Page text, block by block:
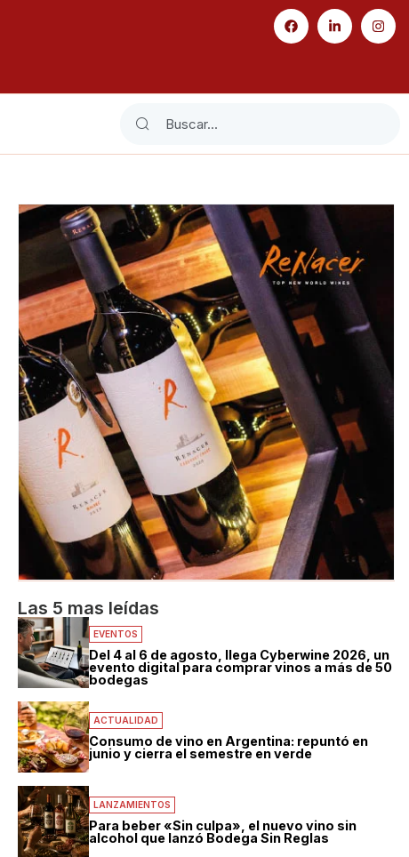
Las 5 mas leídas
EVENTOS
Del 4 al 6 de agosto, llega Cyberwine 2026, un
evento digital para comprar vinos a más de 50
bodegas
ACTUALIDAD
Consumo de vino en Argentina: repuntó en
junio y cierra el semestre en verde
LANZAMIENTOS
Para beber «Sin culpa», el nuevo vino sin
alcohol que lanzó Bodega Sin Reglas